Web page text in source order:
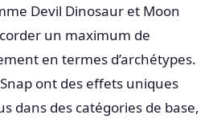
Devil Dinosaur et Moon
un maximum de
en termes d’archétypes.
ont des effets uniques
dans des catégories de base,